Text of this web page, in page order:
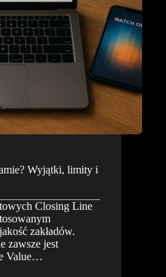
Wyjątki, limity i
Closing Line
zakładów.
zawsze jest
Value…